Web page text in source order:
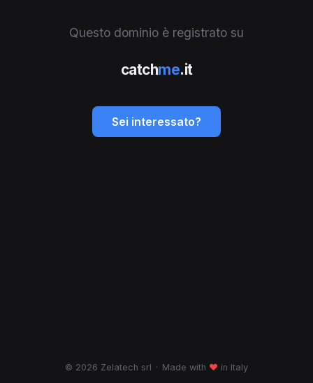
Questo dominio è registrato su
catchme.it
Sei interessato?
© 2026 Zelatech srl · Made with ♥ in Italy